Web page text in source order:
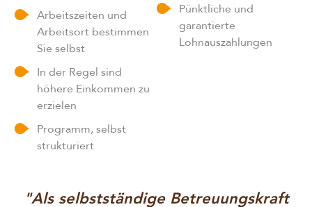
Arbeitszeiten und
Arbeitsort bestimmen
Sie selbst
In der Regel sind
höhere Einkommen zu
erzielen
Programm, selbst
strukturiert
Pünktliche und
garantierte
Lohnauszahlungen
"Als selbstständige Betreuungskraft